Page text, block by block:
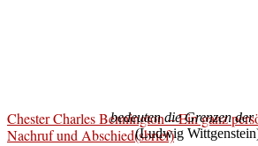
Chester Charles Bennington – Ein ganz
Nachruf und Abschied(sbrief)
bedeuten die Grenzen der
(Ludwig